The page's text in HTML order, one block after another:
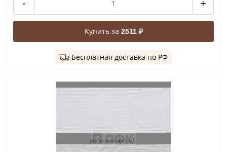
- +
Купить за 2511 ₽
Бесплатная доставка по РФ